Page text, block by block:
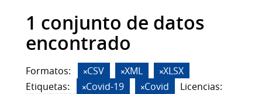
1 conjunto de datos
encontrado
Formatos: CSV XML
XLSX
Etiquetas:
Covid-19 Covid
Licencias: